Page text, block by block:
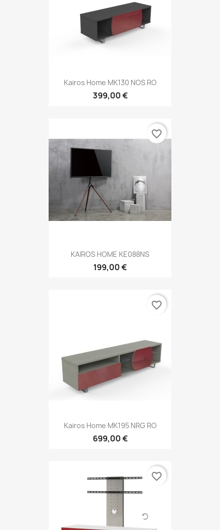
Kairos Home MK130 NOS RO
399,00 €
KAIROS HOME KE088NS
199,00 €
favorite_border
Kairos Home MK195 NRG RO
699,00 €
favorite_border
favorite_border